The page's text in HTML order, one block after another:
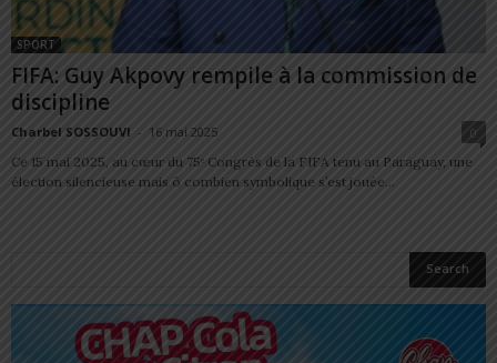
SPORT
FIFA: Guy Akpovy rempile à la commission de
discipline
Charbel SOSSOUVI - 16 mai 2025
0
Ce 15 mai 2025, au cœur du 75ᵉ Congrès de la FIFA tenu au Paraguay, une
élection silencieuse mais ô combien symbolique s’est jouée...